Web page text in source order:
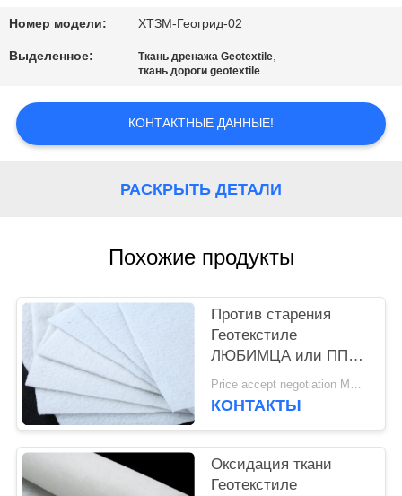
НОВОСТИ
СПРОСИТЕ
ЦИТАТУ
PRIVACY
Номер модели: ХТЗМ-Геогрид-02
Выделенное: Ткань дренажа Geotextile,
ткань дороги geotextile
КОНТАКТНЫЕ ДАННЫЕ!
РАСКРЫТЬ ДЕТАЛИ
Похожие продукты
Против старения
Геотекстиле
ЛЮБИМЦА или ПП
ткани стабилизации
Геотекстиле пробитое
Price accept negotiation MOQ:1sqm
КОНТАКТЫ
Оксидация ткани
Геотекстиле